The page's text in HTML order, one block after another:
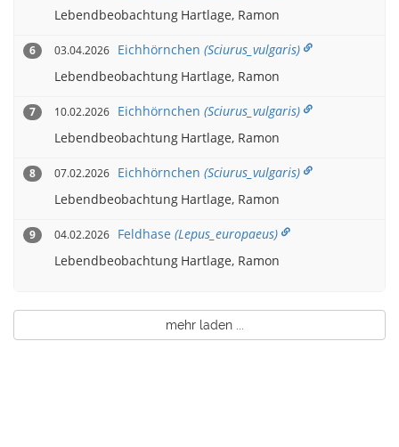
Lebendbeobachtung Hartlage, Ramon
6 03.04.2026 Eichhörnchen(Sciurus_vulgaris)
Lebendbeobachtung Hartlage, Ramon
7 10.02.2026 Eichhörnchen(Sciurus_vulgaris)
Lebendbeobachtung Hartlage, Ramon
8 07.02.2026 Eichhörnchen(Sciurus_vulgaris)
Lebendbeobachtung Hartlage, Ramon
9 04.02.2026 Feldhase(Lepus_europaeus)
Lebendbeobachtung Hartlage, Ramon
mehr laden ...